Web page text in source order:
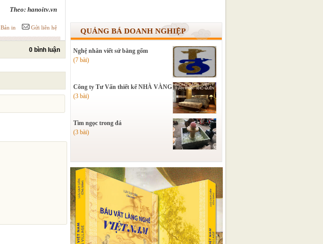
Theo: hanoitv.vn
Bản in Gửi liên hệ
0 bình luận
QUẢNG BÁ DOANH NGHIỆP
Nghệ nhân viết sử bằng gốm
(7 bài)
Công ty Tư Vấn thiết kế NHÀ VÀNG
(3 bài)
Tìm ngọc trong đá
(3 bài)